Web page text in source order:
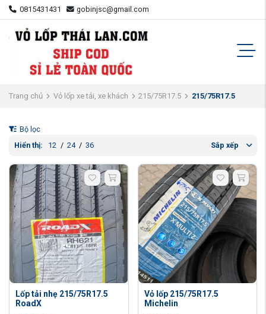
0815431431 gobinjsc@gmail.com
Trang chủ Vỏ lốp xe tải, xe khách 215/75R17.5 215/75R17.5
Bộ lọc
Hiển thị:
12 / 24 / 36 Sắp xếp
Lốp tải nhẹ 215/75R17.5
RoadX
Vỏ lốp 215/75R17.5
Michelin